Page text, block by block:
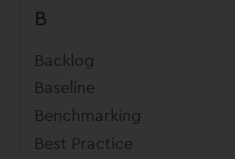
B
Backlog
Baseline
Benchmarking
Best Practice